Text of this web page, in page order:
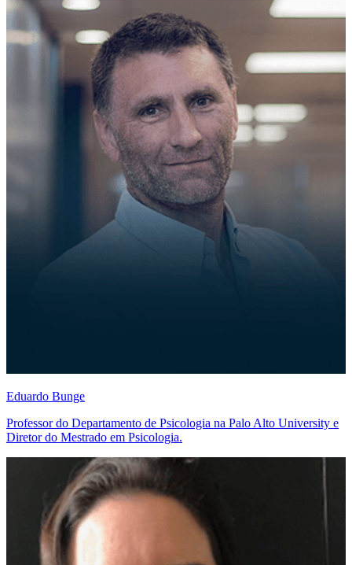
Eduardo Bunge
Professor do Departamento de Psicologia na Palo Alto University e
Diretor do Mestrado em Psicologia.